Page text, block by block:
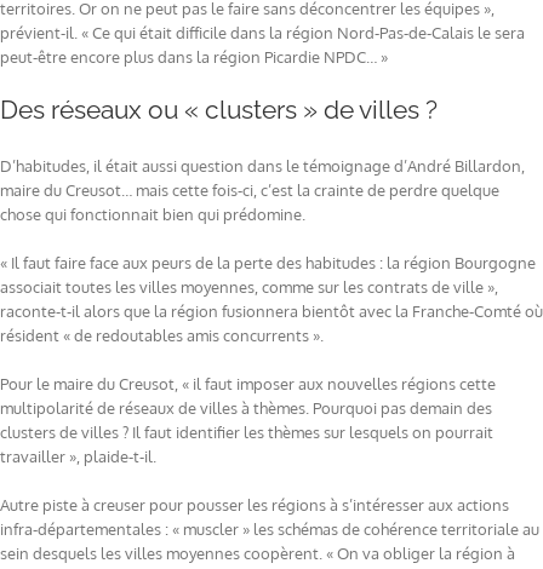
territoires. Or on ne peut pas le faire sans déconcentrer les équipes »,
prévient-il. « Ce qui était difficile dans la région Nord-Pas-de-Calais le sera
peut-être encore plus dans la région Picardie NPDC… »
Des réseaux ou « clusters » de villes ?
D’habitudes, il était aussi question dans le témoignage d’André Billardon,
maire du Creusot… mais cette fois-ci, c’est la crainte de perdre quelque
chose qui fonctionnait bien qui prédomine.
« Il faut faire face aux peurs de la perte des habitudes : la région Bourgogne
associait toutes les villes moyennes, comme sur les contrats de ville »,
raconte-t-il alors que la région fusionnera bientôt avec la Franche-Comté où
résident « de redoutables amis concurrents ».
Pour le maire du Creusot, « il faut imposer aux nouvelles régions cette
multipolarité de réseaux de villes à thèmes. Pourquoi pas demain des
clusters de villes ? Il faut identifier les thèmes sur lesquels on pourrait
travailler », plaide-t-il.
Autre piste à creuser pour pousser les régions à s’intéresser aux actions
infra-départementales : « muscler » les schémas de cohérence territoriale au
sein desquels les villes moyennes coopèrent. « On va obliger la région à